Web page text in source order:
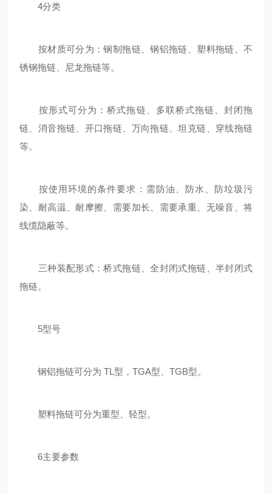
4分类
按材质可分为：钢制拖链、钢铝拖链、塑料拖链、不
锈钢拖链、尼龙拖链等。
按形式可分为：桥式拖链、多联桥式拖链、封闭拖
链、消音拖链、开口拖链、万向拖链、坦克链、穿线拖链
等。
按使用环境的条件要求：需防油、防水、防垃圾污
染、耐高温、耐摩擦、需要加长、需要承重、无噪音、将
线缆隐蔽等。
三种装配形式：桥式拖链、全封闭式拖链、半封闭式
拖链。
5型号
钢铝拖链可分为 TL型，TGA型、TGB型。
塑料拖链可分为重型、轻型。
6主要参数